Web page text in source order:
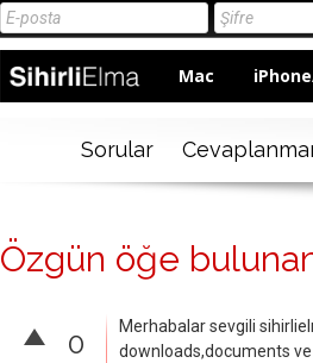
Mac
Sorular
Özgün öğe
0
Merhabalar sevgili
downloads,documents